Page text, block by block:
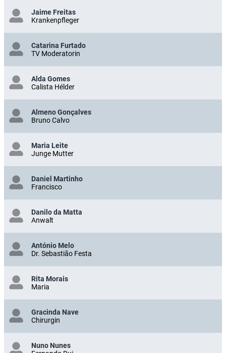
Jaime Freitas
Krankenpfleger
Catarina Furtado
TV Moderatorin
Alda Gomes
Calista Hélder
Almeno Gonçalves
Bruno Calvo
Maria Leite
Junge Mutter
Daniel Martinho
Francisco
Danilo da Matta
Anwalt
António Melo
Dr. Sebastião Festa
Rita Morais
Maria
Gracinda Nave
Chirurgin
Nuno Nunes